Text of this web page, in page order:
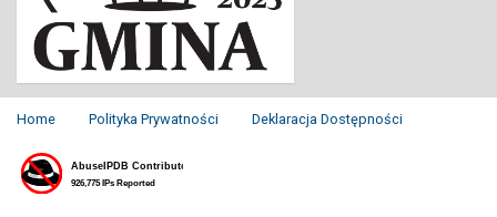
Home Polityka Prywatności Deklaracja Dostępności